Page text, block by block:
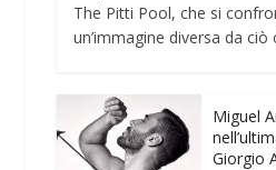
The Pitti Pool, che si
un’immagine diversa da ciò
Miguel
Giorgio